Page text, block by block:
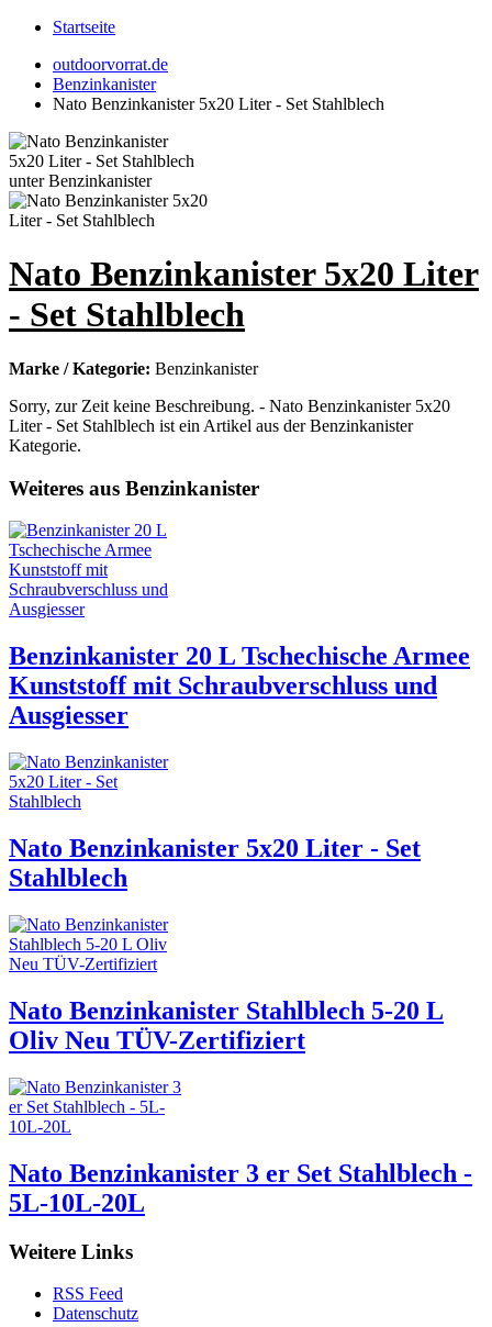
Startseite
outdoorvorrat.de
Benzinkanister
Nato Benzinkanister 5x20 Liter - Set Stahlblech
Nato Benzinkanister 5x20 Liter
- Set Stahlblech
Marke / Kategorie: Benzinkanister
Sorry, zur Zeit keine Beschreibung. - Nato Benzinkanister 5x20
Liter - Set Stahlblech ist ein Artikel aus der Benzinkanister
Kategorie.
Weiteres aus Benzinkanister
Benzinkanister 20 L Tschechische Armee
Kunststoff mit Schraubverschluss und
Ausgiesser
Nato Benzinkanister 5x20 Liter - Set
Stahlblech
Nato Benzinkanister Stahlblech 5-20 L
Oliv Neu TÜV-Zertifiziert
Nato Benzinkanister 3 er Set Stahlblech -
5L-10L-20L
Weitere Links
RSS Feed
Datenschutz